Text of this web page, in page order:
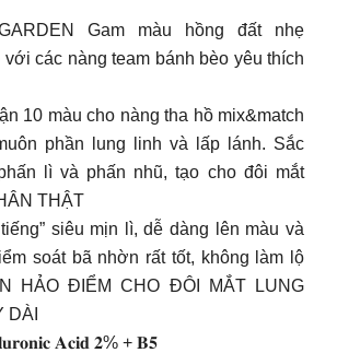
Gam màu hồng đất nhẹ
các nàng team bánh bèo yêu thích
10 màu cho nàng tha hồ mix&match
phần lung linh và lấp lánh. Sắc
lì và phấn nhũ, tạo cho đôi mắt
THẬT
siêu mịn lì, dễ dàng lên màu và
soát bã nhờn rất tốt, không làm lộ
HẢO ĐIỂM CHO ĐÔI MẮT LUNG
DÀI
𝐀𝐜𝐢𝐝 𝟐% + 𝐁𝟓